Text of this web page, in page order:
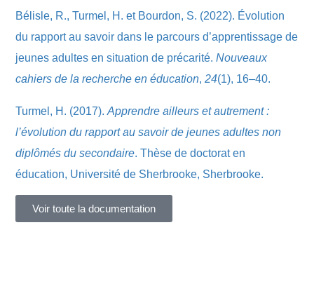
Bélisle, R., Turmel, H. et Bourdon, S. (2022). Évolution
du rapport au savoir dans le parcours d’apprentissage de
jeunes adultes en situation de précarité. Nouveaux
cahiers de la recherche en éducation, 24(1), 16–40.
Turmel, H. (2017). Apprendre ailleurs et autrement :
l’évolution du rapport au savoir de jeunes adultes non
diplômés du secondaire. Thèse de doctorat en
éducation, Université de Sherbrooke, Sherbrooke.
Voir toute la documentation